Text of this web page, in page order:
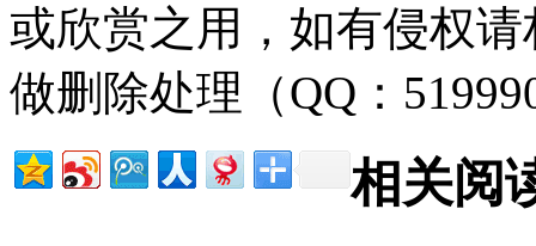
或欣赏之用，如有侵权
做删除处理（QQ：
相关阅